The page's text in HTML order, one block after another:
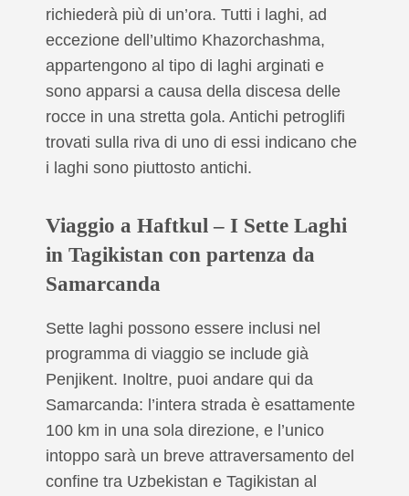
richiederà più di un’ora. Tutti i laghi, ad
eccezione dell’ultimo Khazorchashma,
appartengono al tipo di laghi arginati e
sono apparsi a causa della discesa delle
rocce in una stretta gola. Antichi petroglifi
trovati sulla riva di uno di essi indicano che
i laghi sono piuttosto antichi.
Viaggio a Haftkul – I Sette Laghi
in Tagikistan con partenza da
Samarcanda
Sette laghi possono essere inclusi nel
programma di viaggio se include già
Penjikent. Inoltre, puoi andare qui da
Samarcanda: l’intera strada è esattamente
100 km in una sola direzione, e l’unico
intoppo sarà un breve attraversamento del
confine tra Uzbekistan e Tagikistan al